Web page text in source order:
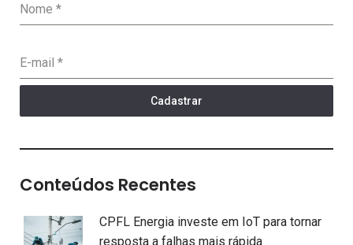
Nome *
E-mail *
Cadastrar
Conteúdos Recentes
CPFL Energia investe em IoT para tornar
resposta a falhas mais rápida